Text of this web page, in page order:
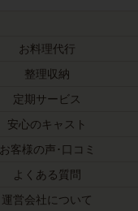
お料理代行
整理収納
定期サービス
安心のキャスト
お客様の声･口コミ
よくある質問
運営会社について